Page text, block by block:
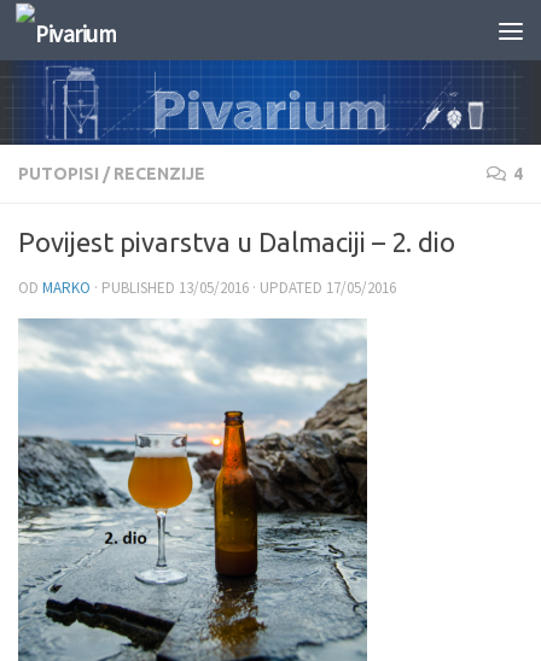
Skip to content
PUTOPISI / RECENZIJE 4
Povijest pivarstva u Dalmaciji – 2. dio
OD MARKO · PUBLISHED 13/05/2016 · UPDATED 17/05/2016